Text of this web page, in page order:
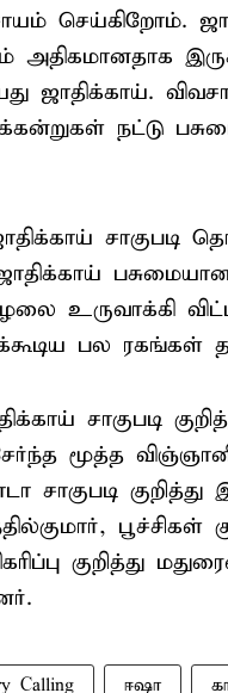
செய்கிறோம்.
அதிகமானதாக
ஜாதிக்காய்.
நட்டு
சாகுபடி
உருவாக்கி
பல ரகங்கள்
சாகுபடி
மூத்த
சாகுபடி
பூச்சிகள்
குறித்து
Calling ஈஷா